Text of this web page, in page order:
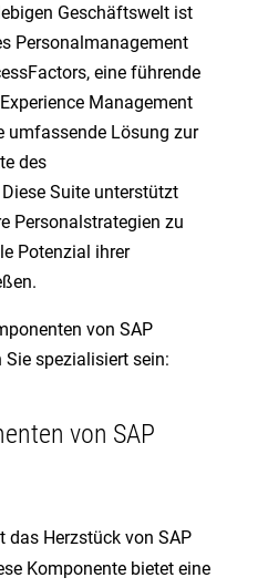
Geschäftswelt ist
Personalmanagement
eine führende
Management
umfassende Lösung zur
des
Suite unterstützt
Personalstrategien zu
Potenzial ihrer
von SAP
spezialisiert sein:
von SAP
das Herzstück von SAP
Komponente bietet eine